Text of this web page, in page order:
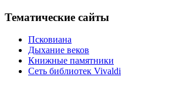
Тематические сайты
Псковиана
Дыхание веков
Книжные памятники
Сеть библиотек Vivaldi